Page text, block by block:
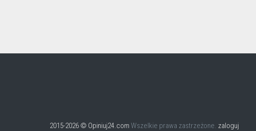
2015-2026 © Opiniuj24.com Wszelkie prawa zastrzeżone. zaloguj